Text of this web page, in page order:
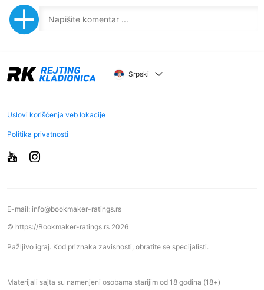
Srpski
Uslovi korišćenja veb lokacije
Politika privatnosti
E-mail: info@bookmaker-ratings.rs
© https://Bookmaker-ratings.rs 2026
Pažljivo igraj. Kod priznaka zavisnosti, obratite se specijalisti.
Materijali sajta su namenjeni osobama starijim od 18 godina (18+)